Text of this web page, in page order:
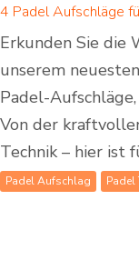
Erkunden Sie die
unserem
Padel-
Von der
Technik – hier ist
Padel Aufschlag Padel